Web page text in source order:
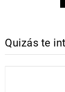
Quizás te